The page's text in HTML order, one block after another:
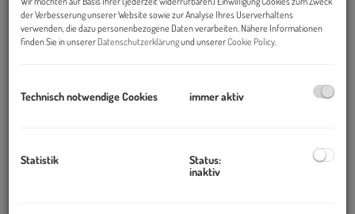
Die Liegenschaft befindet sich in unmittelbarer, fußläufiger Nähe
zum Westbahnhof. Durch die Lage ist Infrastruktur und die
der Verbesserung unserer Website sowie zur Analyse Ihres Userverhaltens
verwenden, die dazu personenbezogene Daten verarbeiten. Nähere Informationen
finden Sie in unserer Datenschutzerklärungund unsererCookie Policy
Technisch notwendige Cookies immer aktiv
Statistik
Status:
inaktiv